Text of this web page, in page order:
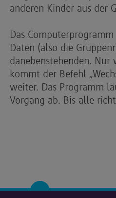
anderen Kinder aus der
Das
Daten (also die
danebenstehenden. Nur
kommt der Befehl
weiter. Das Programm
Vorgang ab. Bis alle